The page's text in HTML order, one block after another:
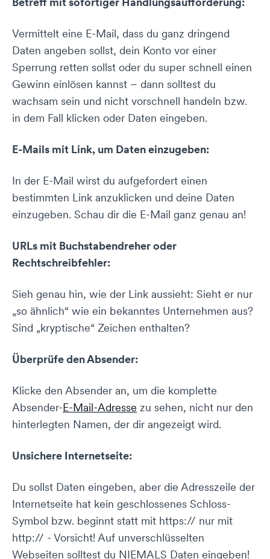
Vermittelt eine E-Mail, dass du ganz dringend
Daten angeben sollst, dein Konto vor einer
Sperrung retten sollst oder du super schnell einen
Gewinn einlösen kannst – dann solltest du
wachsam sein und nicht vorschnell handeln bzw.
in dem Fall klicken oder Daten eingeben.
E-Mails mit Link, um Daten einzugeben:
In der E-Mail wirst du aufgefordert einen
bestimmten Link anzuklicken und deine Daten
einzugeben. Schau dir die E-Mail ganz genau an!
URLs mit Buchstabendreher oder
Rechtschreibfehler:
Sieh genau hin, wie der Link aussieht: Sieht er nur
„so ähnlich“ wie ein bekanntes Unternehmen aus?
Sind „kryptische“ Zeichen enthalten?
Überprüfe den Absender:
Klicke den Absender an, um die komplette
Absender-E-Mail-Adresse zu sehen, nicht nur den
hinterlegten Namen, der dir angezeigt wird.
Unsichere Internetseite:
Du sollst Daten eingeben, aber die Adresszeile der
Internetseite hat kein geschlossenes Schloss-
Symbol bzw. beginnt statt mit https:// nur mit
http:// - Vorsicht! Auf unverschlüsselten
Webseiten solltest du NIEMALS Daten eingeben!